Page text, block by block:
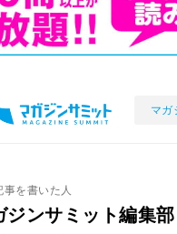
マガ
事を書いた人
ジンサミット編集部